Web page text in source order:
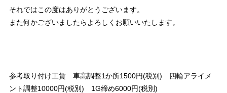
それではこの度はありがとうございます。
また何かございましたらよろしくお願いいたします。
参考取り付け工賃 車高調整1か所1500円(税別) 四輪アライメ
ント調整10000円(税別) 1G締め6000円(税別)